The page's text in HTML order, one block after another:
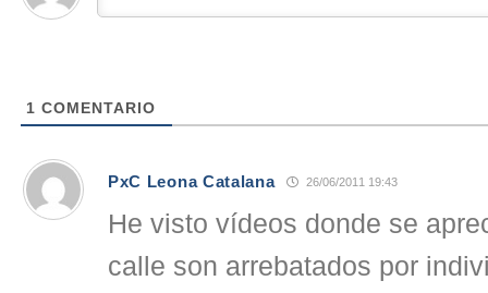
1 COMENTARIO
PxC Leona Catalana 26/06/2011 19:43
He visto vídeos donde se
calle son arrebatados por